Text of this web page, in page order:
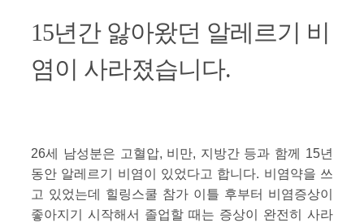
15년간 앓아왔던 알레르기 비
염이 사라졌습니다.
26세 남성분은 고혈압, 비만, 지방간 등과 함께 15년
동안 알레르기 비염이 있었다고 합니다. 비염약을 쓰
고 있었는데 힐링스쿨 참가 이틀 후부터 비염증상이
좋아지기 시작해서 졸업할 때는 증상이 완전히 사라